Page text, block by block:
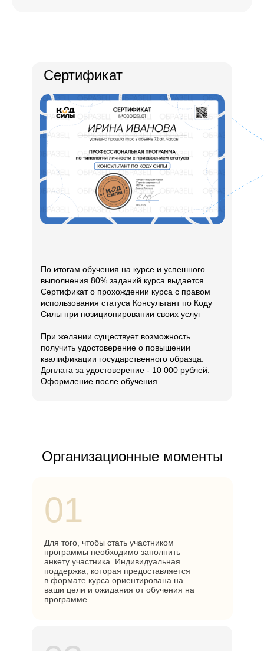
По итогам обучения на курсе и успешного
выполнения 80% заданий курса выдается
Cертификат о прохождении курса с правом
использования статуса Консультант по Коду
Силы при позиционировании своих услуг
При желании существует возможность
получить удостоверение о повышении
квалификации государственного образца.
Доплата за удостоверение - 10 000 рублей.
Оформление поcле обучения.
Сертификат
Организационные моменты
Для того, чтобы стать участником
программы необходимо заполнить
анкету участника. Индивидуальная
поддержка, которая предоставляется
в формате курса ориентирована на
ваши цели и ожидания от обучения на
программе.
01